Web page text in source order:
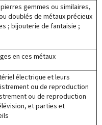
gemmes ou similaires,
doublés de métaux précieux
; bijouterie de fantaisie ;
en ces métaux
électrique et leurs
ou de reproduction
ou de reproduction
et parties et